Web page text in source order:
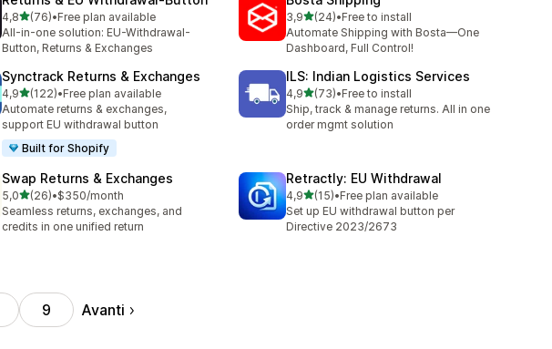
4,8stelle su 5
(76)
76 recensioni totali
•Free plan available
All-in-one solution: EU-Withdrawal-
Button, Returns & Exchanges
3,9stelle su 5
(24)
24 recensioni totali
•Free to install
Automate Shipping with Bosta—One
Dashboard, Full Control!
Synctrack Returns & Exchanges
4,9stelle su 5
(122)
122 recensioni totali
•Free plan available
Automate returns & exchanges,
support EU withdrawal button
Built for Shopify
ILS: Indian Logistics Services
4,9stelle su 5
(73)
73 recensioni totali
•Free to install
Ship, track & manage returns. All in one
order mgmt solution
Swap Returns & Exchanges
5,0stelle su 5
(26)
26 recensioni totali
•$350/month
Seamless returns, exchanges, and
credits in one unified return
Retractly: EU Withdrawal
4,9stelle su 5
(15)
15 recensioni totali
•Free plan available
Set up EU withdrawal button per
Directive 2023/2673
9 Avanti